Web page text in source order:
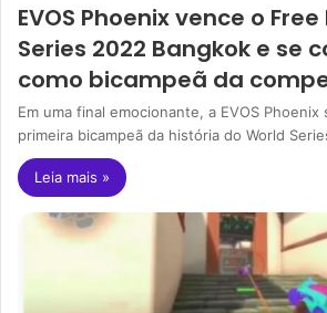
EVOS Phoenix vence o
Series 2022 Bangkok e se
como bicampeã da
Em uma final emocionante, a EVOS
primeira bicampeã da história do World
Leia mais »